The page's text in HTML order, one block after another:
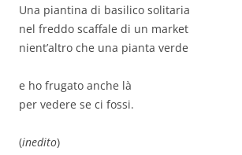
Una piantina di basilico solitaria
nel freddo scaffale di un market
nient’altro che una pianta verde
e ho frugato anche là
per vedere se ci fossi.
(inedito)